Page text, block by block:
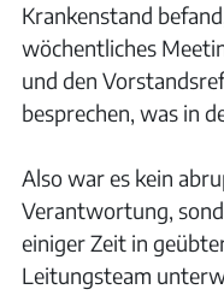
Krankenstand
wöchentliches
und den
besprechen, was in
Also war es kein
Verantwortung,
einiger Zeit in
Leitungsteam